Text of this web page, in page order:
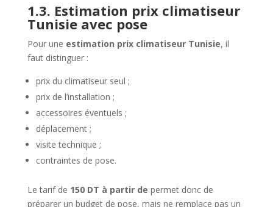
1.3. Estimation prix climatiseur
Tunisie avec pose
Pour une estimation prix climatiseur Tunisie, il
faut distinguer :
prix du climatiseur seul ;
prix de l’installation ;
accessoires éventuels ;
déplacement ;
visite technique ;
contraintes de pose.
Le tarif de 150 DT à partir de permet donc de
préparer un budget de pose, mais ne remplace pas un